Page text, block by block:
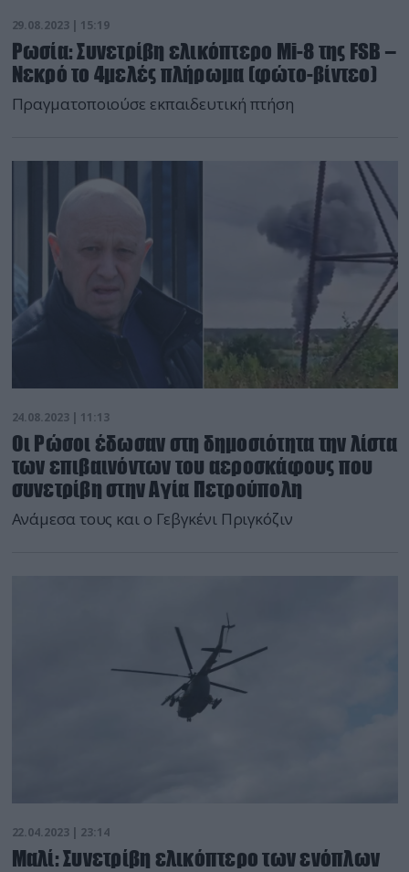
29.08.2023 | 15:19
Ρωσία: Συνετρίβη ελικόπτερο Mi-8 της FSB –
Νεκρό το 4μελές πλήρωμα (φώτο-βίντεο)
Πραγματοποιούσε εκπαιδευτική πτήση
24.08.2023 | 11:13
Οι Ρώσοι έδωσαν στη δημοσιότητα την λίστα
των επιβαινόντων του αεροσκάφους που
συνετρίβη στην Αγία Πετρούπολη
Ανάμεσα τους και ο Γεβγκένι Πριγκόζιν
22.04.2023 | 23:14
Μαλί: Συνετρίβη ελικόπτερο των ενόπλων